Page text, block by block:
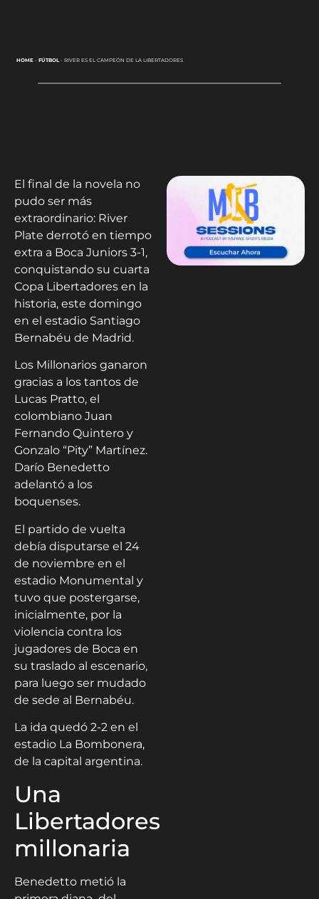
HOME- FÚTBOL- RIVER ES EL CAMPEÓN DE LA LIBERTADORES
El final de la novela no
pudo ser más
extraordinario: River
Plate derrotó en tiempo
extra a Boca Juniors 3-1,
conquistando su cuarta
Copa Libertadores en la
historia, este domingo
en el estadio Santiago
Bernabéu de Madrid.
Los Millonarios ganaron
gracias a los tantos de
Lucas Pratto, el
colombiano Juan
Fernando Quintero y
Gonzalo “Pity” Martínez.
Darío Benedetto
adelantó a los
boquenses.
El partido de vuelta
debía disputarse el 24
de noviembre en el
estadio Monumental y
tuvo que postergarse,
inicialmente, por la
violencia contra los
jugadores de Boca en
su traslado al escenario,
para luego ser mudado
de sede al Bernabéu.
La ida quedó 2-2 en el
estadio La Bombonera,
de la capital argentina.
Una
Libertadores
millonaria
Benedetto metió la